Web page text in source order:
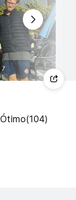
Ótimo(104)